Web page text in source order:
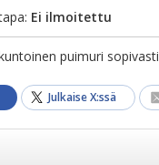
Ei ilmoitettu
puimuri sopivasti
Julkaise X:ssä